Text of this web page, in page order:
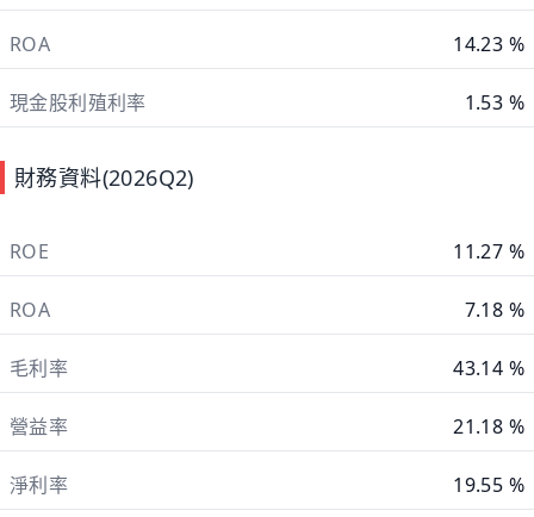
ROA 14.23 %
現金股利殖利率 1.53 %
財務資料(2026Q2)
ROE 11.27 %
ROA 7.18 %
毛利率 43.14 %
營益率 21.18 %
淨利率 19.55 %